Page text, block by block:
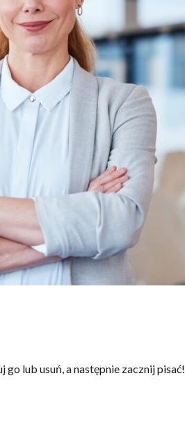
lub usuń, a następnie zacznij pisać!